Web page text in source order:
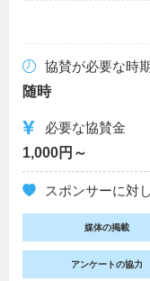
協賛が必要な時
随時
必要な協賛金
1,000円～
スポンサーに対
媒体の掲載
アンケートの協力